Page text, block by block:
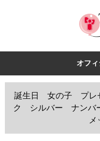
オフ
誕生日 女の子 プレ
ク シルバー ナン